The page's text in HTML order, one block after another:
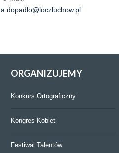
a.dopadlo@loczluchow.pl
ORGANIZUJEMY
Konkurs Ortograficzny
Kongres Kobiet
Festiwal Talentów